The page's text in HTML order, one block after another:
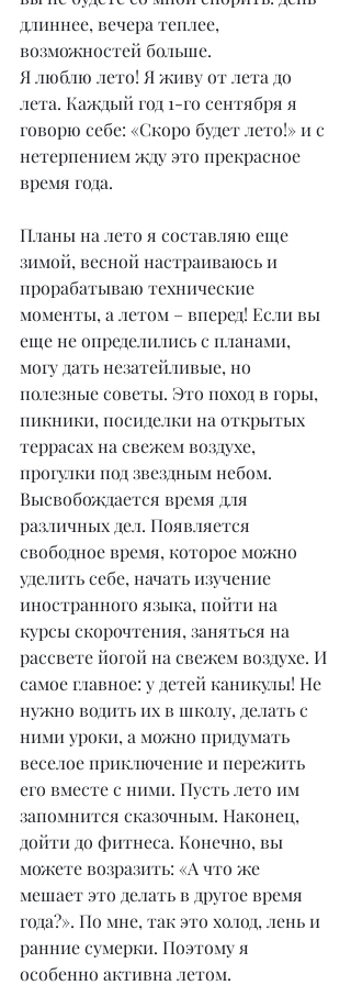
длиннее, вечера теплее,
возможностей больше.
Я люблю лето! Я живу от лета до
лета. Каждый год 1-го сентября я
говорю себе: «Скоро будет лето!» и с
нетерпением жду это прекрасное
время года.
Планы на лето я составляю еще
зимой, весной настраиваюсь и
прорабатываю технические
моменты, а летом – вперед! Если вы
еще не определились с планами,
могу дать незатейливые, но
полезные советы. Это поход в горы,
пикники, посиделки на открытых
террасах на свежем воздухе,
прогулки под звездным небом.
Высвобождается время для
различных дел. Появляется
свободное время, которое можно
уделить себе, начать изучение
иностранного языка, пойти на
курсы скорочтения, заняться на
рассвете йогой на свежем воздухе. И
самое главное: у детей каникулы! Не
нужно водить их в школу, делать с
ними уроки, а можно придумать
веселое приключение и пережить
его вместе с ними. Пусть лето им
запомнится сказочным. Наконец,
дойти до фитнеса. Конечно, вы
можете возразить: «А что же
мешает это делать в другое время
года?». По мне, так это холод, лень и
ранние сумерки. Поэтому я
особенно активна летом.